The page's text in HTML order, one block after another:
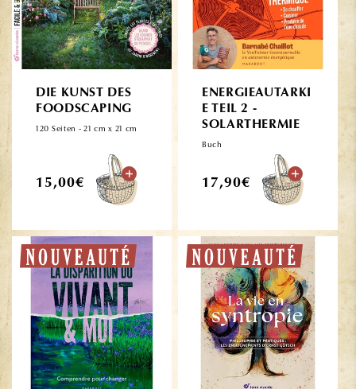
DIE KUNST DES
FOODSCAPING
120 Seiten - 21 cm x 21 cm
Normaler
15,00€
ENERGIEAUTARKI
E TEIL 2 -
SOLARTHERMIE
Buch
Normaler
17,90€